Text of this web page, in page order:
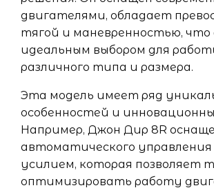
двигателями, обладает
тягой и маневренностью, что
идеальным выбором для
различного типа и размера.
Эта модель имеет ряд
особенностей и
Например, Джон Дир 8R
автоматического
усилием, которая позволяет
оптимизировать работу